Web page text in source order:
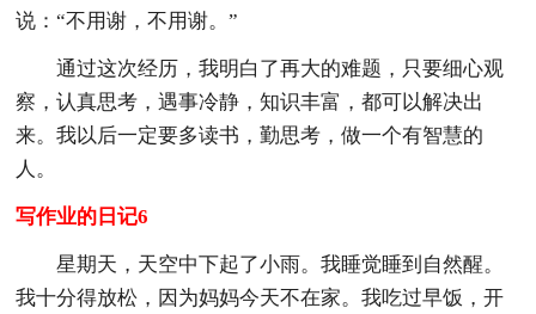
说：“不用谢，不用谢。”
通过这次经历，我明白了再大的难题，只要细心观
察，认真思考，遇事冷静，知识丰富，都可以解决出
来。我以后一定要多读书，勤思考，做一个有智慧的
人。
写作业的日记6
星期天，天空中下起了小雨。我睡觉睡到自然醒。
我十分得放松，因为妈妈今天不在家。我吃过早饭，开